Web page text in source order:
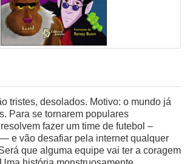
tristes, desolados. Motivo: o mundo já
Para se tornarem populares
fazer um time de futebol –
e vão desafiar pela internet qualquer
que alguma equipe vai ter a coragem